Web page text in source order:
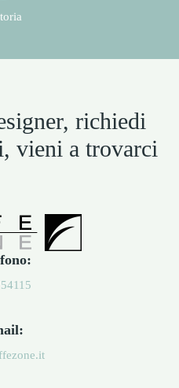
richiedi
vieni a trovarci